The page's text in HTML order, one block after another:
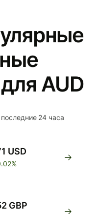
AUD
24 часа
USD
GBP